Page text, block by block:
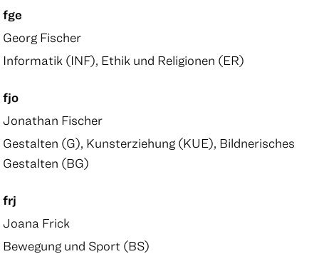
fge
Georg Fischer
Informatik (INF), Ethik und Religionen (ER)
fjo
Jonathan Fischer
Gestalten (G), Kunsterziehung (KUE), Bildnerisches
Gestalten (BG)
frj
Joana Frick
Bewegung und Sport (BS)